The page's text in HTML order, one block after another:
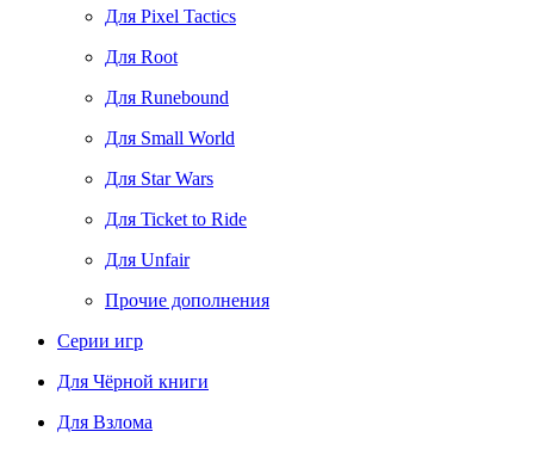
Для Pixel Tactics
Для Root
Для Runebound
Для Small World
Для Star Wars
Для Ticket to Ride
Для Unfair
Прочие дополнения
Серии игр
Для Чёрной книги
Для Взлома